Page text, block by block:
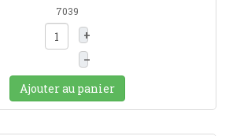
7039
+
–
Ajouter au panier